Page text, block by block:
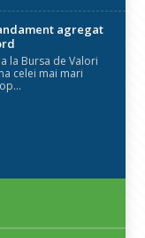
agregat
la Bursa de Valori
celei mai mari